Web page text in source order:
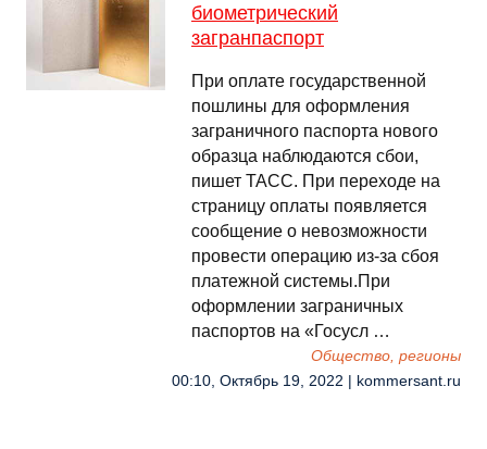
биометрический
загранпаспорт
При оплате государственной
пошлины для оформления
заграничного паспорта нового
образца наблюдаются сбои,
пишет ТАСС. При переходе на
страницу оплаты появляется
сообщение о невозможности
провести операцию из-за сбоя
платежной системы.При
оформлении заграничных
паспортов на «Госусл …
Общество, регионы
00:10, Октябрь 19, 2022 | kommersant.ru